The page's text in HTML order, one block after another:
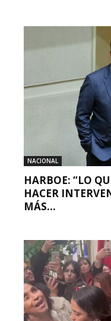
NACIONAL
HARBOE: “LO
HACER
MÁS...